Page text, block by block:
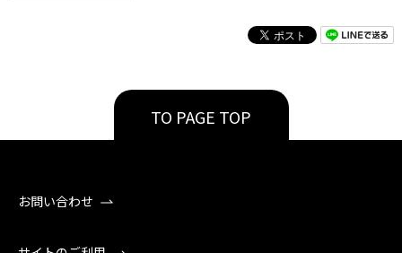
TO PAGE TOP
お問い合わせ